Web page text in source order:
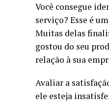
Você consegue
serviço? Esse é
Muitas delas
gostou do seu
relação à sua
Avaliar a
ele esteja